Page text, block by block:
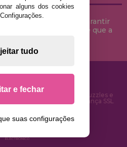
permanentes para garantir
peninsular, desde que a
Loja Online para comprar Puzzles e
em 24 horas e segurança SSL
alguns dos cookies
tudo
e fechar
suas configurações